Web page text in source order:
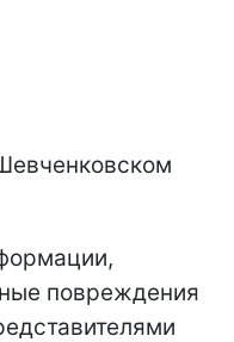
повреждения